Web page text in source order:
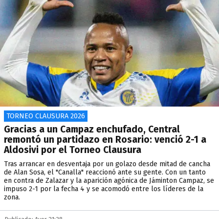
TORNEO CLAUSURA 2026
Gracias a un Campaz enchufado, Central
remontó un partidazo en Rosario: venció 2-1 a
Aldosivi por el Torneo Clausura
Tras arrancar en desventaja por un golazo desde mitad de cancha
de Alan Sosa, el "Canalla" reaccionó ante su gente. Con un tanto
en contra de Zalazar y la aparición agónica de Jáminton Campaz, se
impuso 2-1 por la fecha 4 y se acomodó entre los líderes de la
zona.